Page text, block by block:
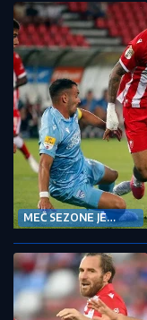
MEČ SEZONE JE
BLIZU